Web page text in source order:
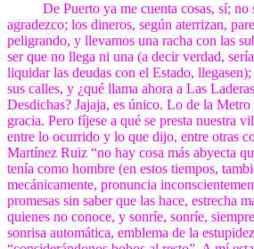
De Puerto ya me cuenta cosas, sí; no
agradezco; los dineros, según aterrizan,
peligrando, y llevamos una racha con las
ser que no llega ni una (a decir verdad,
liquidar las deudas con el Estado,
sus calles, y ¿qué llama ahora a Las
Desdichas? Jajaja, es único. Lo de la
gracia. Pero fíjese a qué se presta nuestra
entre lo ocurrido y lo que dijo, entre otras
Martínez Ruiz “no hay cosa más abyecta
tenía como hombre (en estos tiempos,
mecánicamente, pronuncia
promesas sin saber que las hace, estrecha
quienes no conoce, y sonríe, sonríe,
sonrisa automática, emblema de la